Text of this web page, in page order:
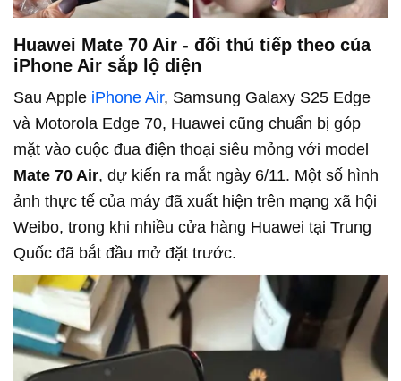
Huawei Mate 70 Air - đối thủ tiếp theo của
iPhone Air sắp lộ diện
Sau Apple iPhone Air, Samsung Galaxy S25 Edge
và Motorola Edge 70, Huawei cũng chuẩn bị góp
mặt vào cuộc đua điện thoại siêu mỏng với model
Mate 70 Air, dự kiến ra mắt ngày 6/11. Một số hình
ảnh thực tế của máy đã xuất hiện trên mạng xã hội
Weibo, trong khi nhiều cửa hàng Huawei tại Trung
Quốc đã bắt đầu mở đặt trước.